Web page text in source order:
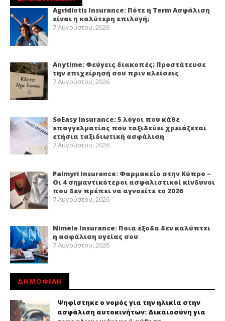
Agridiotis Insurance: Πότε η Term Ασφάλιση
είναι η καλύτερη επιλογή;
7 Αυγούστου, 2026
Anytime: Φεύγεις διακοπές; Προστάτευσε
την επιχείρησή σου πριν κλείσεις
7 Αυγούστου, 2026
SoEasy Insurance: 5 λόγοι που κάθε
επαγγελματίας που ταξιδεύει χρειάζεται
ετήσια ταξιδιωτική ασφάλιση
7 Αυγούστου, 2026
Palmyri Insurance: Φαρμακείο στην Κύπρο –
Οι 4 σημαντικότεροι ασφαλιστικοί κίνδυνοι
που δεν πρέπει να αγνοείτε το 2026
7 Αυγούστου, 2026
Nimela Insurance: Ποια έξοδα δεν καλύπτει
η ασφάλιση υγείας σου
7 Αυγούστου, 2026
ΔΗΜΟΦΙΛΗ
Ψηφίστηκε ο νομός για την ηλικία στην
ασφάλιση αυτοκινήτων: Δικαιοσύνη για